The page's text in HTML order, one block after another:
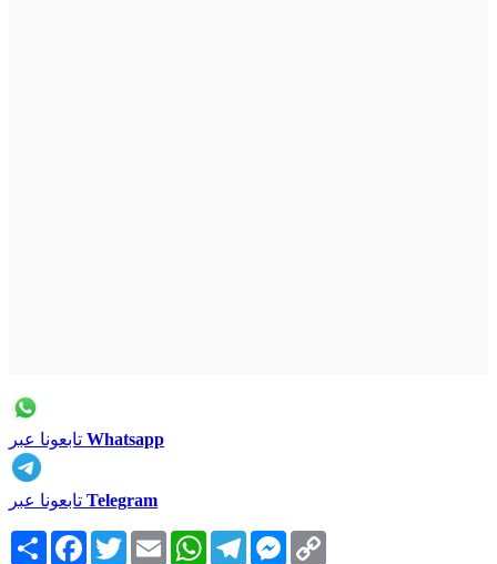
Whatsapp
Telegram
انشر Facebook
TwitterEmail WhatsAppTelegramMessenger